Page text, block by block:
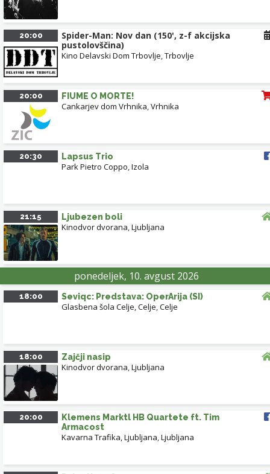
20:00
Spider-Man: Nov dan (150', z-f akcijska
pustolovščina)
Kino Delavski Dom Trbovlje,Trbovlje
20:00 FIUME O MORTE!
Cankarjev dom Vrhnika,Vrhnika
20:30 Lapsus Trio
Park Pietro Coppo,Izola
21:15 Ljubezen boli
Kinodvor dvorana,Ljubljana
ponedeljek, 10. avgust 2026
18:00 Seviqc: Predstava: OperArija (SI)
Glasbena šola Celje, Celje,Celje
18:00 Zajčji nasip
Kinodvor dvorana,Ljubljana
20:00
Klemens Marktl HB Quartete ft. Tim
Armacost
Kavarna Trafika, Ljubljana,Ljubljana